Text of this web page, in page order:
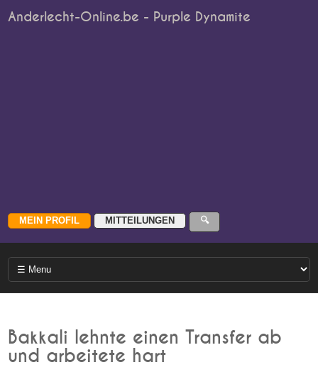
Anderlecht-Online.be - Purple Dynamite
Bakkali lehnte einen Transfer ab
und arbeitete hart